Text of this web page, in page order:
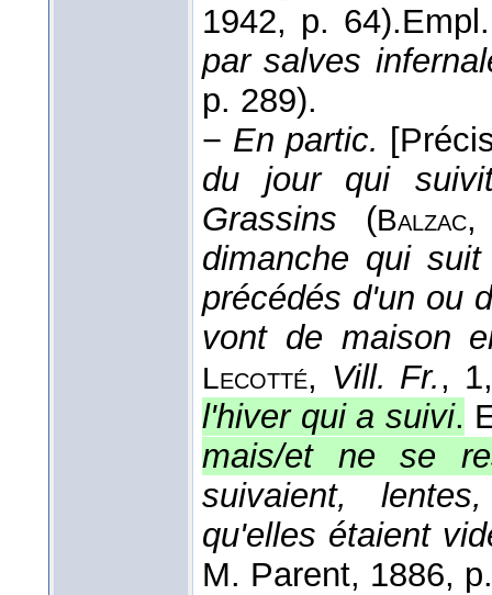
1942, p. 64).
par salves
p. 289).
− En partic.
du jour qui
Grassins (Balzac
dimanche qui
précédés d'un ou
vont de maison
Lecotté, Vill. Fr., 1
l'hiver qui a suivi.
mais/et ne se
suivaient,
qu'elles étaient
M. Parent, 1886,